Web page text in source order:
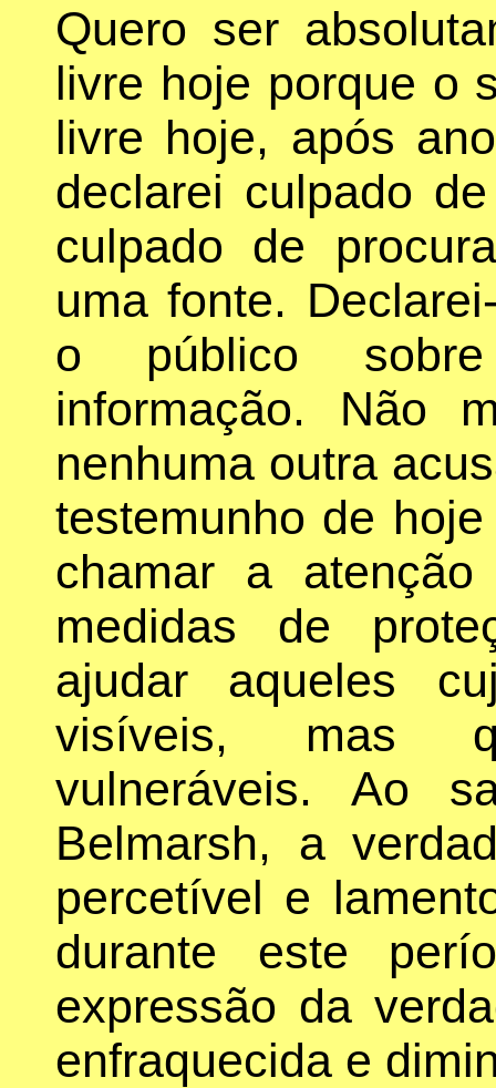
Quero ser
livre hoje porque o
livre hoje, após
declarei culpado
culpado de
uma fonte.
o público
informação. Não
nenhuma outra
testemunho de
chamar a
medidas de
ajudar aqueles
visíveis, mas
vulneráveis. Ao
Belmarsh, a
percetível e
durante este
expressão da
enfraquecida e